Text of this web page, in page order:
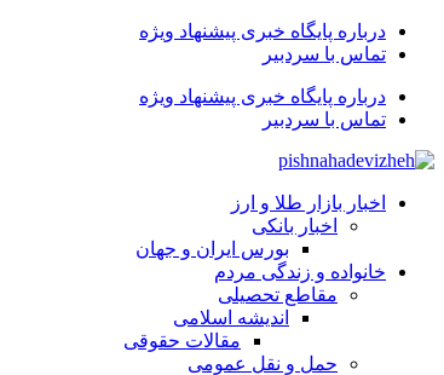
درباره پایگاه خبری پیشنهاد ویژه
تماس با سردبیر
درباره پایگاه خبری پیشنهاد ویژه
تماس با سردبیر
اخبار بازار طلا و ارز
اخبار بانکی
بورس ایران و جهان
خانواده و زندگی مردم
مقاطع تحصیلی
اندیشه اسلامی
مقالات حقوقی
حمل و نقل عمومی